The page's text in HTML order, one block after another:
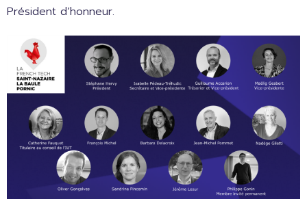
Président d’honneur.